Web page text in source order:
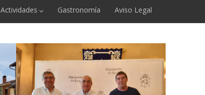
Actividades Gastronomía Aviso Legal